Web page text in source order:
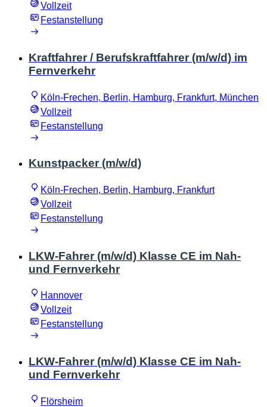
Vollzeit
Festanstellung
Kraftfahrer / Berufskraftfahrer (m/w/d) im
Fernverkehr
Köln-Frechen, Berlin, Hamburg, Frankfurt, München
Vollzeit
Festanstellung
Kunstpacker (m/w/d)
Köln-Frechen, Berlin, Hamburg, Frankfurt
Vollzeit
Festanstellung
LKW-Fahrer (m/w/d) Klasse CE im Nah-
und Fernverkehr
Hannover
Vollzeit
Festanstellung
LKW-Fahrer (m/w/d) Klasse CE im Nah-
und Fernverkehr
Flörsheim